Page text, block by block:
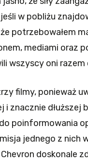
w pobliżu
potrzebowałem
mediami oraz
wszyscy oni razem
filmy, ponieważ
i znacznie
poinformowania
jednego z nich
doskonale